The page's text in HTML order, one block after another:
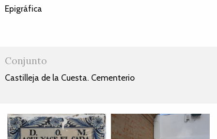
Epigráfica
Conjunto
Castilleja de la Cuesta. Cementerio